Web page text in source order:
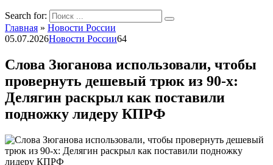
Search for:
Главная » Новости России
05.07.2026Новости России64
Слова Зюганова использовали, чтобы
провернуть дешевый трюк из 90-х:
Делягин раскрыл как поставили
подножку лидеру КПРФ